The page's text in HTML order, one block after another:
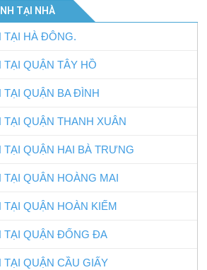
TẠI NHÀ
TẠI HÀ ĐÔNG.
TẠI QUẬN TÂY HỒ
TẠI QUẬN BA ĐÌNH
TẠI QUẬN THANH XUÂN
TẠI QUẬN HAI BÀ TRƯNG
QUÂN HOÀNG MAI
QUẬN HOÀN KIẾM
TẠI QUẬN ĐỐNG ĐA
TẠI QUẬN CẦU GIẤY